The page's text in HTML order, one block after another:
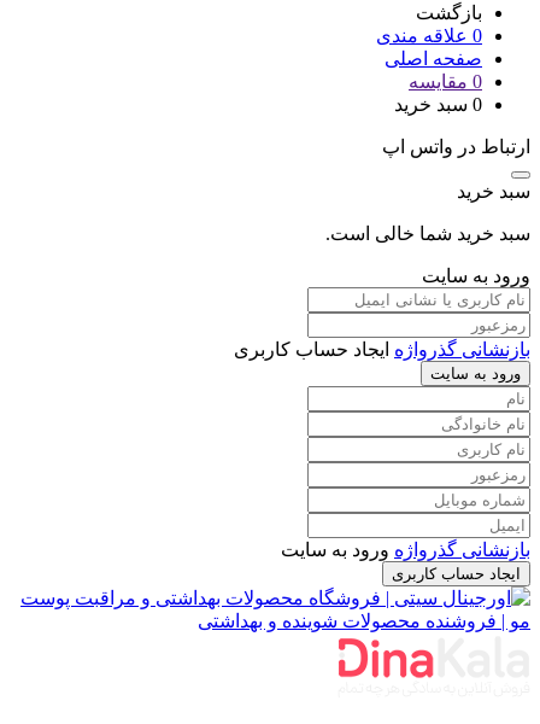
بازگشت
0 علاقه مندی
صفحه اصلی
0 مقایسه
0 سبد خرید
ارتباط در واتس اپ
سبد خرید
سبد خرید شما خالی است.
ورود به سایت
بازنشانی گذرواژه ایجاد حساب کاربری
ورود به سایت
بازنشانی گذرواژه ورود به سایت
ایجاد حساب کاربری